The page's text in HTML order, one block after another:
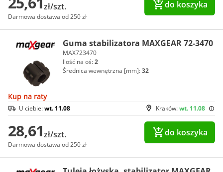
zł/szt.
Darmowa dostawa od 250 zł
do koszyka
Guma stabilizatora MAXGEAR 72-3470
MAX723470
Ilość na oś:2
Średnica wewnętrzna [mm]:32
Kup na raty
Kraków:wt. 11.08
U ciebie:wt. 11.08
28,61zł/szt.
Darmowa dostawa od 250 zł
do koszyka